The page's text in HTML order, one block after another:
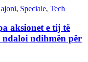
, Speciale, Tech
aksionet e tij të
ndaloi ndihmën për